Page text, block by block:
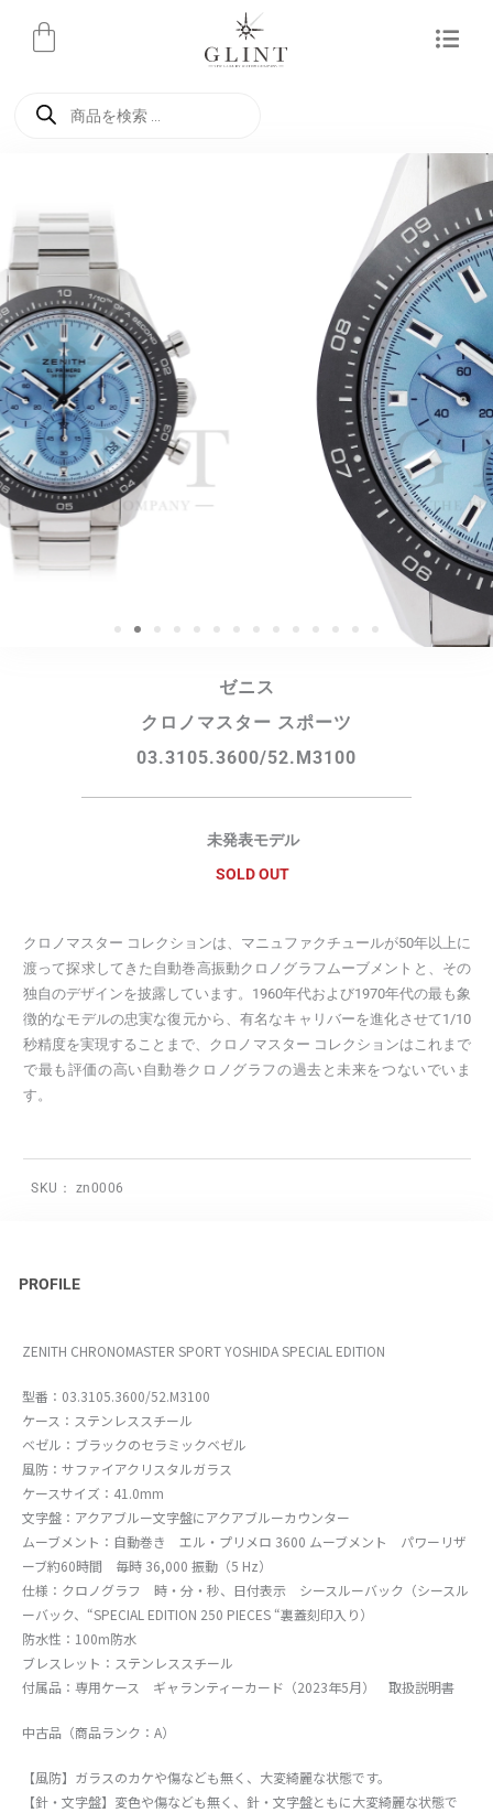
ゼニス
クロノマスター スポーツ
03.3105.3600/52.M3100
未発表モデル
SOLD OUT
クロノマスター コレクションは、マニュファクチュールが50年以上に
渡って探求してきた自動巻高振動クロノグラフムーブメントと、その
独自のデザインを披露しています。1960年代および1970年代の最も象
徴的なモデルの忠実な復元から、有名なキャリバーを進化させて1/10
秒精度を実現することまで、クロノマスター コレクションはこれまで
で最も評価の高い自動巻クロノグラフの過去と未来をつないでいま
す。
SKU： zn0006
PROFILE
ZENITH CHRONOMASTER SPORT YOSHIDA SPECIAL EDITION
型番：03.3105.3600/52.M3100
ケース：ステンレススチール
ベゼル：ブラックのセラミックベゼル
風防：サファイアクリスタルガラス
ケースサイズ：41.0mm
文字盤：アクアブルー文字盤にアクアブルーカウンター
ムーブメント：自動巻き エル・プリメロ 3600 ムーブメント パワーリザ
ーブ約60時間 毎時 36,000 振動（5 Hz）
仕様：クロノグラフ 時・分・秒、日付表示 シースルーバック（シースル
ーバック、“SPECIAL EDITION 250 PIECES “裏蓋刻印入り）
防水性：100m防水
ブレスレット：ステンレススチール
付属品：専用ケース ギャランティーカード（2023年5月） 取扱説明書
中古品（商品ランク：A）
【風防】ガラスのカケや傷なども無く、大変綺麗な状態です。
【針・文字盤】変色や傷なども無く、針・文字盤ともに大変綺麗な状態で